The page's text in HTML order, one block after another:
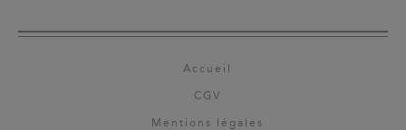
Accueil
CGV
Mentions légales